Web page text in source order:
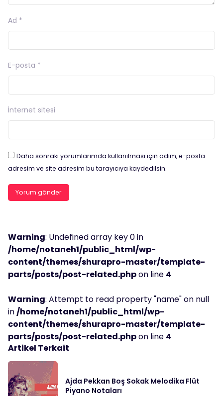
Ad *
E-posta *
İnternet sitesi
Daha sonraki yorumlarımda kullanılması için adım, e-posta
adresim ve site adresim bu tarayıcıya kaydedilsin.
Warning: Undefined array key 0 in
/home/notaneh1/public_html/wp-
content/themes/shurapro-master/template-
parts/posts/post-related.phpon line 4
Warning: Attempt to read property "name" on null
in /home/notaneh1/public_html/wp-
content/themes/shurapro-master/template-
parts/posts/post-related.phpon line 4
Artikel Terkait
Ajda Pekkan Boş Sokak Melodika Flüt
Piyano Notaları